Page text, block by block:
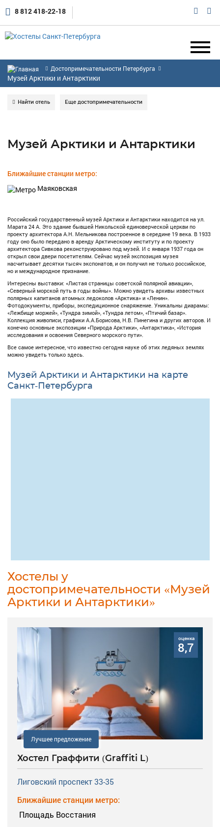
8 812 418-22-18
Достопримечательности Петербурга
Музей Арктики и Антарктики
Найти отель Еще достопримечательности
Музей Арктики и Антарктики
Ближайшие станции метро:
Маяковская
Российский государственный музей Арктики и Антарктики находится на ул.
Марата 24 А. Это здание бывшей Никольской единоверческой церкви по
проекту архитектора А.Н. Мельникова построенное в середине 19 века. В 1933
году оно было передано в аренду Арктическому институту и по проекту
архитектора Сивкова реконструировано под музей. И с января 1937 года он
открыл свои двери посетителям. Сейчас музей экспозиция музея
насчитывает десятки тысяч экспонатов, и он получил не только российское,
но и международное признание.
Интересны выставки: «Листая страницы советской полярной авиации»,
«Северный морской путь в годы войны». Можно увидеть архивы известных
полярных капитанов атомных ледоколов «Арктика» и «Ленин».
Фотодокументы, приборы, экспедиционное снаряжение. Уникальны диарамы:
«Лежбище моржей», «Тундра зимой», «Тундра летом», «Птичий базар».
Коллекция живописи, графики А.А.Борисова, Н.В. Пинегина и других авторов. И
конечно основные экспозиции «Природа Арктики», «Антарктика», «История
исследования и освоения Северного морского пути».
Все самое интересное, что известно сегодня науке об этих ледяных землях
можно увидеть только здесь.
Музей Арктики и Антарктики на карте
Санкт-Петербурга
Хостелы у
достопримечательности «Музей
Арктики и Антарктики»
оценка
8,7
Лучшее предложение
Хостел Граффити (Graffiti L)
Лиговский проспект 33-35
Ближайшие станции метро:
Площадь Восстания